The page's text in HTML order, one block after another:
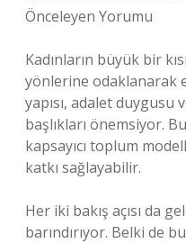
Önceleyen Yorumu
Kadınların büyük bir
yönlerine odaklanarak
yapısı, adalet duygusu
başlıkları önemsiyor.
kapsayıcı toplum
katkı sağlayabilir.
Her iki bakış açısı da
barındırıyor. Belki de